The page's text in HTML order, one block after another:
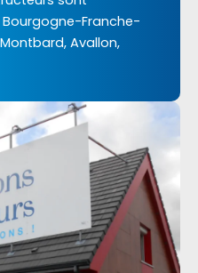
Franche-
Avallon,